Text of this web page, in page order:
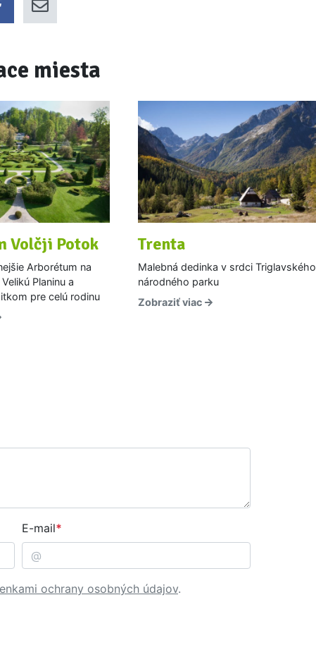
miesta
Volčji Potok
Arborétum na
Planinu a
pre celú rodinu
Trenta
Malebná dedinka v srdci Triglavského
národného parku
Zobraziť viac
E-mail
ochrany osobných údajov.